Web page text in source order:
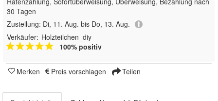
30 Tagen
Zustellung: Di, 11. Aug. bis Do, 13. Aug.
Verkäufer: Holzteilchen_diy
100% positiv
Merken Preis vorschlagen Teilen